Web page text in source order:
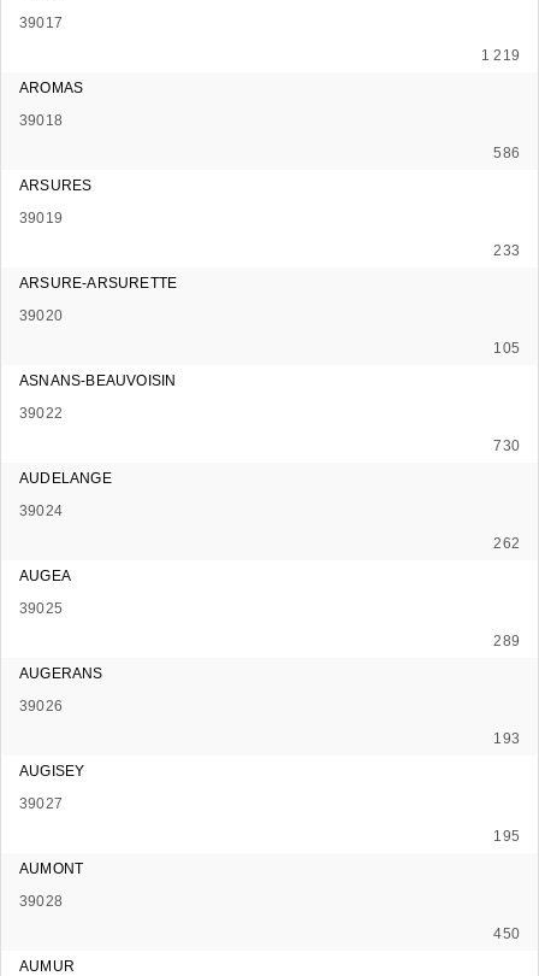
39017
1 219
AROMAS
39018
586
ARSURES
39019
233
ARSURE-ARSURETTE
39020
105
ASNANS-BEAUVOISIN
39022
730
AUDELANGE
39024
262
AUGEA
39025
289
AUGERANS
39026
193
AUGISEY
39027
195
AUMONT
39028
450
AUMUR